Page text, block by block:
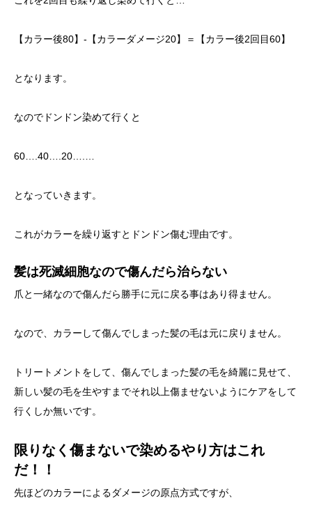
【カラー後80】-【カラーダメージ20】＝【カラー後2回目60】
となります。
なのでドンドン染めて行くと
60….40….20….…
となっていきます。
これがカラーを繰り返すとドンドン傷む理由です。
髪は死滅細胞なので傷んだら治らない
爪と一緒なので傷んだら勝手に元に戻る事はあり得ません。
なので、カラーして傷んでしまった髪の毛は元に戻りません。
トリートメントをして、傷んでしまった髪の毛を綺麗に見せて、
新しい髪の毛を生やすまでそれ以上傷ませないようにケアをして
行くしか無いです。
限りなく傷まないで染めるやり方はこれ
だ！！
先ほどのカラーによるダメージの原点方式ですが、